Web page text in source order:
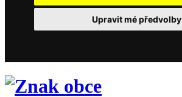
Upravit mé předvolby